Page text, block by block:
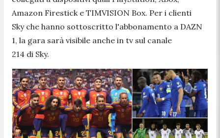
Amazon Firestick e TIMVISION Box. Per i clienti
Sky che hanno sottoscritto l'abbonamento a DAZN
1, la gara sarà visibile anche in tv sul canale
214 di Sky.